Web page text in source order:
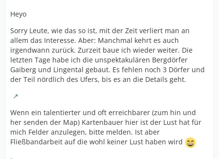
Heyo
Sorry Leute, wie das so ist, mit der Zeit verliert man an
allem das Interesse. Aber: Manchmal kehrt es auch
irgendwann zurück. Zurzeit baue ich wieder weiter. Die
letzten Tage habe ich die unspektakulären Bergdörfer
Gaiberg und Lingental gebaut. Es fehlen noch 3 Dörfer und
der Teil nördlich des Ufers, bis es an die Details geht.
Wenn ein talentierter und oft erreichbarer (zum hin und
her senden der Map) Kartenbauer hier ist der Lust hat für
mich Felder anzulegen, bitte melden. Ist aber
Fließbandarbeit auf die wohl keiner Lust haben wird